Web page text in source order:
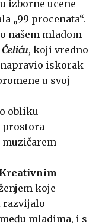
izborne ucene
„99 procenata“.
našem mladom
, koji vredno
iskorak
u svoj
obliku
prostora
Kreativnim
koje
razvijalo
mladima, i s